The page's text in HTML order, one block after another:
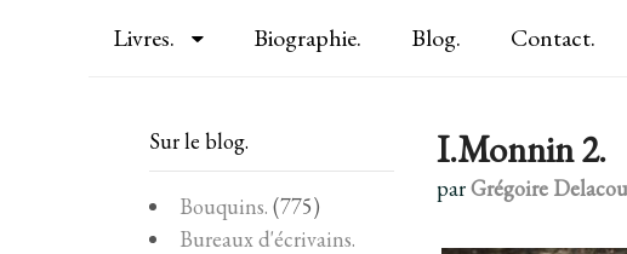
Livres. Biographie. Blog. Contact.
I.Monnin 2.
parGrégoire
Sur le blog.
Bouquins. (775)
Bureaux d'écrivains.